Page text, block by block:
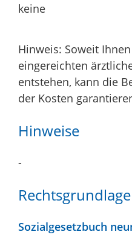
keine
Hinweis: Soweit
eingereichten
entstehen, kann die
der Kosten
Hinweise
-
Rechtsgrundlage
Sozialgesetzbuch